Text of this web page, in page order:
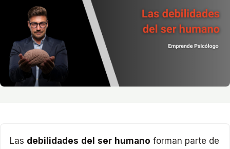
Las debilidades del ser humano forman parte de